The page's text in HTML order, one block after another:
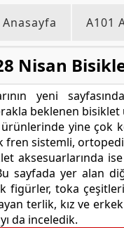
Anasayfa A101
Nisan
yeni
beklenen
yine çok
sistemli,
aksesuarlarında
sayfada yer alan
figürler, toka
terlik, kız ve
da inceledik.